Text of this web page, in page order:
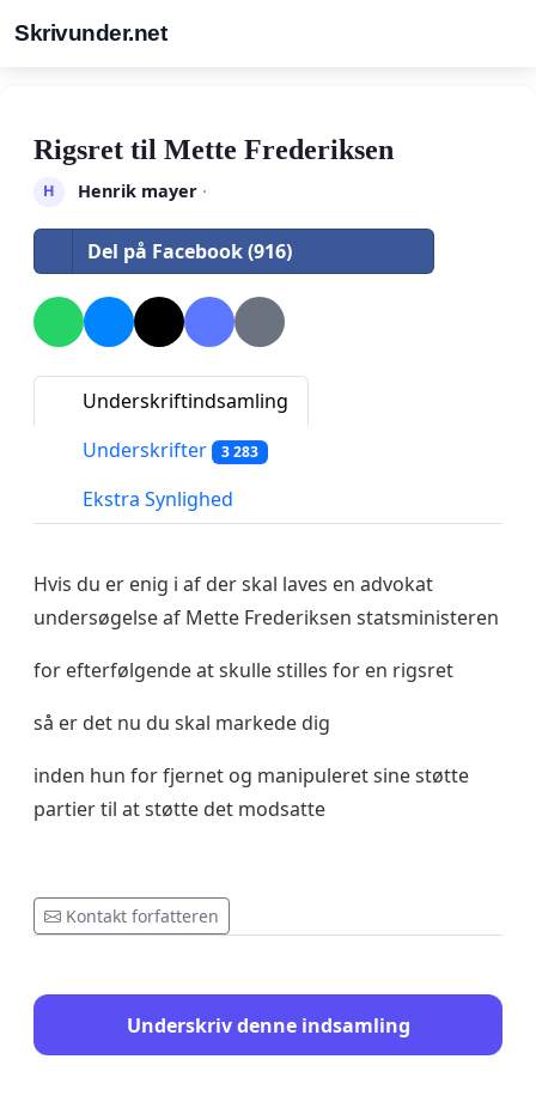
Skrivunder.net
Rigsret til Mette Frederiksen
H Henrik mayer·
Del på Facebook (916)
Underskriftindsamling
Underskrifter
3 283
Ekstra Synlighed
Hvis du er enig i af der skal laves en advokat
undersøgelse af Mette Frederiksen statsministeren
for efterfølgende at skulle stilles for en rigsret
så er det nu du skal markede dig
inden hun for fjernet og manipuleret sine støtte
partier til at støtte det modsatte
Kontakt forfatteren
Underskriv denne indsamling